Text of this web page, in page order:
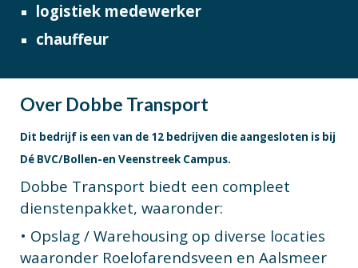
logistiek medewerker
chauffeur
Over Dobbe Transport
Dit bedrijf is een van de 12 bedrijven die aangesloten is bij
Dé BVC/Bollen-en Veenstreek Campus.
Dobbe Transport biedt een compleet
dienstenpakket, waaronder:
• Opslag / Warehousing op diverse locaties
waaronder Roelofarendsveen en Aalsmeer